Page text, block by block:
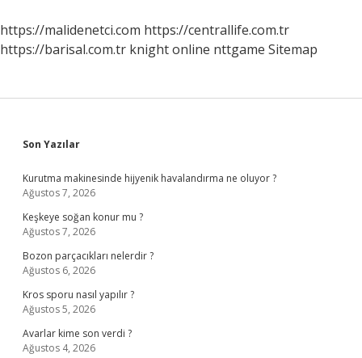
Okullar
Tatil
https://malidenetci.com https://centrallife.com.tr
https://barisal.com.tr knight online nttgame Sitemap
Sidebar
Son Yazılar
Kurutma makinesinde hijyenik havalandırma ne oluyor ?
Ağustos 7, 2026
Keşkeye soğan konur mu ?
Ağustos 7, 2026
Bozon parçacıkları nelerdir ?
Ağustos 6, 2026
Kros sporu nasıl yapılır ?
Ağustos 5, 2026
Avarlar kime son verdi ?
Ağustos 4, 2026